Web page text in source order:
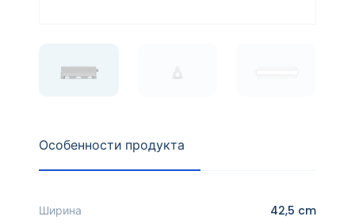
Особенности продукта
Ширина 42,5 cm